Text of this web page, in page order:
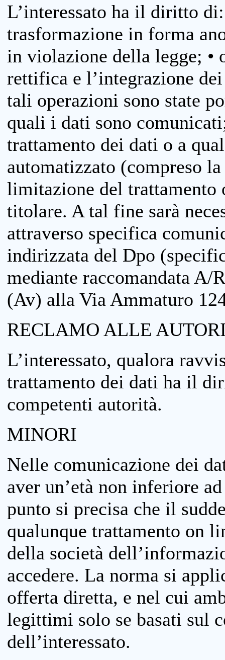
L’interessato ha il diritto
trasformazione in forma
in violazione della legge; •
rettifica e l’integrazione
tali operazioni sono state
quali i dati sono
trattamento dei dati o a
automatizzato (compreso
limitazione del trattamento
titolare. A tal fine sarà
attraverso specifica
indirizzata del Dpo
mediante raccomandata
(Av) alla Via Ammaturo
RECLAMO ALLE
L’interessato, qualora
trattamento dei dati ha il
competenti autorità.
MINORI
Nelle comunicazione dei
aver un’età non inferiore
punto si precisa che il
qualunque trattamento on
della società
accedere. La norma si
offerta diretta, e nel cui
legittimi solo se basati sul
dell’interessato.